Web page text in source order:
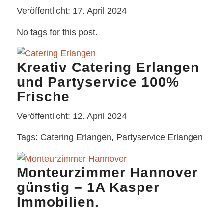
Veröffentlicht: 17. April 2024
No tags for this post.
Kreativ Catering Erlangen
und Partyservice 100%
Frische
Veröffentlicht: 12. April 2024
Tags: Catering Erlangen, Partyservice Erlangen
Monteurzimmer Hannover
günstig – 1A Kasper
Immobilien.